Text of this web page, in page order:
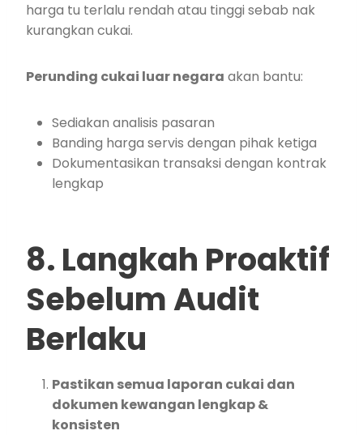
harga tu terlalu rendah atau tinggi sebab nak
kurangkan cukai.
Perunding cukai luar negara akan bantu:
Sediakan analisis pasaran
Banding harga servis dengan pihak ketiga
Dokumentasikan transaksi dengan kontrak
lengkap
8. Langkah Proaktif
Sebelum Audit
Berlaku
Pastikan semua laporan cukai dan
dokumen kewangan lengkap &
konsisten